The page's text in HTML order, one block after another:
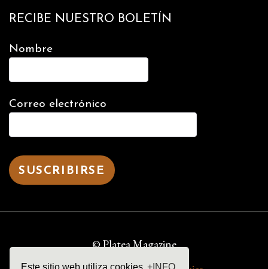
RECIBE NUESTRO BOLETÍN
Nombre
Correo electrónico
© Platea Magazine